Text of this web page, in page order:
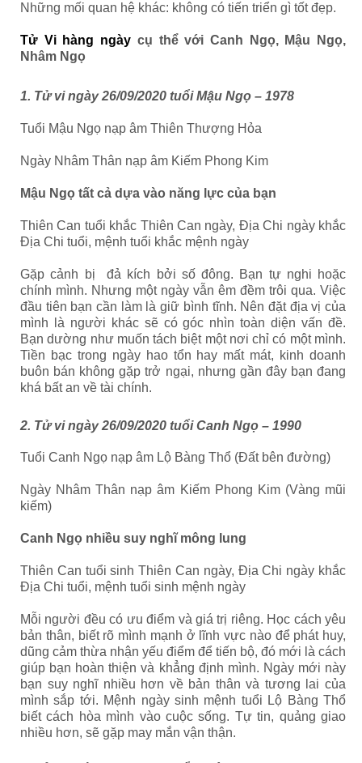
Những mối quan hệ khác: không có tiến triển gì tốt đẹp.
Tử Vi hàng ngày cụ thể với Canh Ngọ, Mậu Ngọ,
Nhâm Ngọ
1. Tử vi ngày 26/09/2020 tuổi Mậu Ngọ – 1978
Tuổi Mậu Ngọ nạp âm Thiên Thượng Hỏa
Ngày Nhâm Thân nạp âm Kiếm Phong Kim
Mậu Ngọ tất cả dựa vào năng lực của bạn
Thiên Can tuổi khắc Thiên Can ngày, Địa Chi ngày khắc
Địa Chi tuổi, mệnh tuổi khắc mệnh ngày
Gặp cảnh bị đả kích bởi số đông. Bạn tự nghi hoặc
chính mình. Nhưng một ngày vẫn êm đềm trôi qua. Việc
đầu tiên bạn cần làm là giữ bình tĩnh. Nên đặt địa vị của
mình là người khác sẽ có góc nhìn toàn diện vấn đề.
Bạn dường như muốn tách biệt một nơi chỉ có một mình.
Tiền bạc trong ngày hao tổn hay mất mát, kinh doanh
buôn bán không gặp trở ngại, nhưng gần đây bạn đang
khá bất an về tài chính.
2. Tử vi ngày 26/09/2020 tuổi Canh Ngọ – 1990
Tuổi Canh Ngọ nạp âm Lộ Bàng Thổ (Đất bên đường)
Ngày Nhâm Thân nạp âm Kiếm Phong Kim (Vàng mũi
kiếm)
Canh Ngọ nhiều suy nghĩ mông lung
Thiên Can tuổi sinh Thiên Can ngày, Địa Chi ngày khắc
Địa Chi tuổi, mệnh tuổi sinh mệnh ngày
Mỗi người đều có ưu điểm và giá trị riêng. Học cách yêu
bản thân, biết rõ mình mạnh ở lĩnh vực nào để phát huy,
dũng cảm thừa nhận yếu điểm để tiến bộ, đó mới là cách
giúp bạn hoàn thiện và khẳng định mình. Ngày mới này
bạn suy nghĩ nhiều hơn về bản thân và tương lai của
mình sắp tới. Mệnh ngày sinh mệnh tuổi Lộ Bàng Thổ
biết cách hòa mình vào cuộc sống. Tự tin, quảng giao
nhiều hơn, sẽ gặp may mắn vận thận.